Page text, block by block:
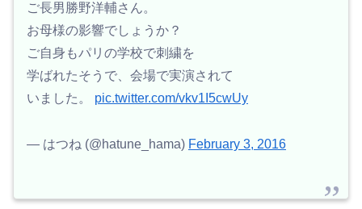
ご長男勝野洋輔さん。
お母様の影響でしょうか？
ご自身もパリの学校で刺繍を
学ばれたそうで、会場で実演されて
いました。 pic.twitter.com/vkv1I5cwUy
— はつね (@hatune_hama) February 3, 2016